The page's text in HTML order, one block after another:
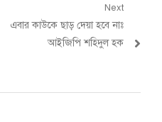
Next
Next
এবার কাউকে ছাড় দেয়া হবে নাঃ
আইজিপি শহিদুল হক